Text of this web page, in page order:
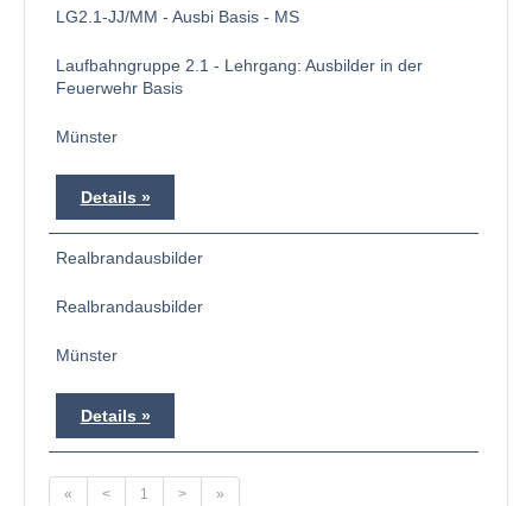
LG2.1-JJ/MM - Ausbi Basis - MS
Laufbahngruppe 2.1 - Lehrgang: Ausbilder in der
Feuerwehr Basis
Münster
Details
Realbrandausbilder
Realbrandausbilder
Münster
Details
« < 1 > »